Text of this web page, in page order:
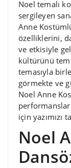
Noel temalı
sergileyen
Anne
özelliklerini,
ve etkisiyle
kültürünü
temasıyla
görmekte ve
Noel Anne
için yazımızı
Noel